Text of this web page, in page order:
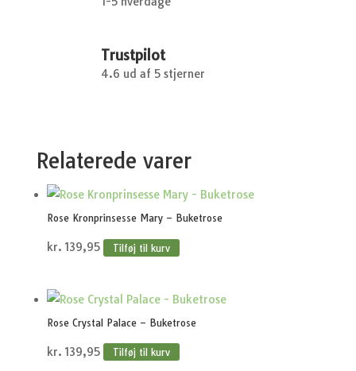
Trustpilot
4.6 ud af 5 stjerner
Relaterede varer
Rose Kronprinsesse Mary – Buketrose
kr. 139,95 Tilføj til kurv
Rose Crystal Palace – Buketrose
kr. 139,95 Tilføj til kurv